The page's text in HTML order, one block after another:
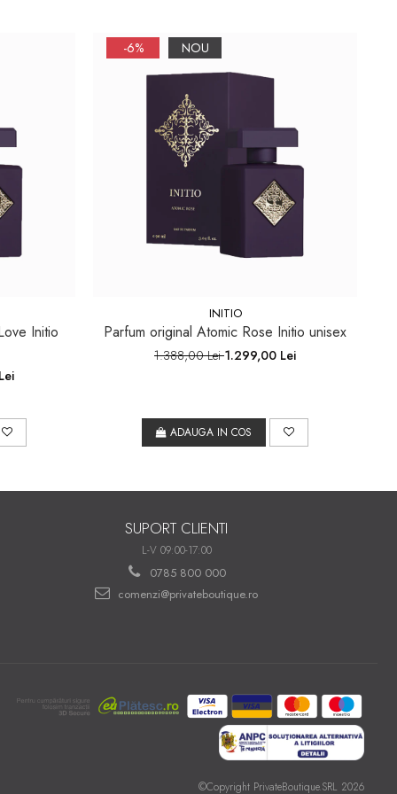
Initio
-6% NOU
INITIO
Parfum original Atomic Rose Initio unisex
1.388,00 Lei1.299,00 Lei
ADAUGA IN COS
SUPORT CLIENTI
L-V 09:00-17:00
0785 800 000
comenzi@privateboutique.ro
©Copyright PrivateBoutique.SRL 2026